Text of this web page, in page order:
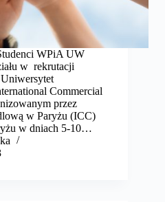
WPiA UW
w rekrutacji
Commercial
przez
w Paryżu (ICC)
w dniach 5-10…